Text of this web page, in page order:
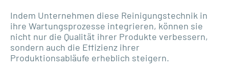
Indem Unternehmen diese Reinigungstechnik in
ihre Wartungsprozesse integrieren, können sie
nicht nur die Qualität ihrer Produkte verbessern,
sondern auch die Effizienz ihrer
Produktionsabläufe erheblich steigern.